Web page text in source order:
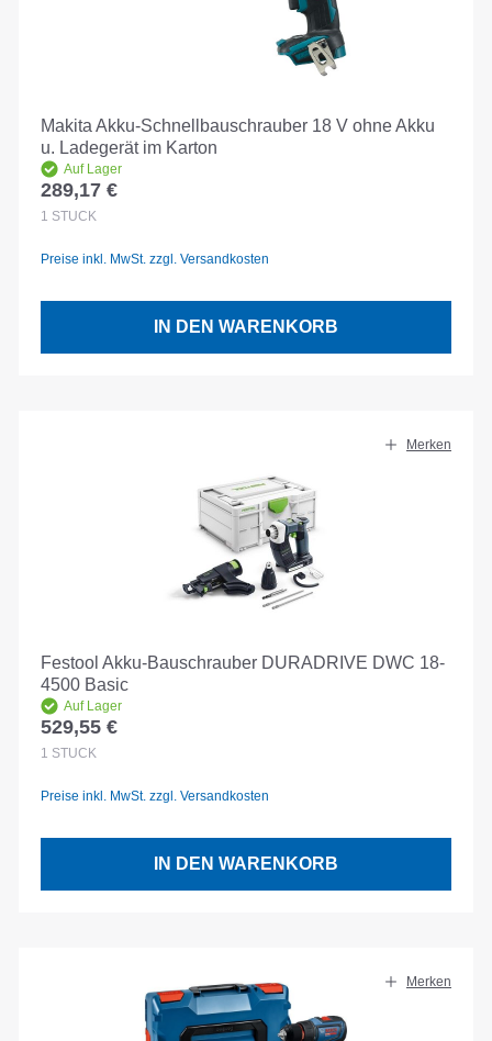
Makita Akku-Schnellbauschrauber 18 V ohne Akku
u. Ladegerät im Karton
Auf Lager
Regulärer Preis:
289,17 €
1 STÜCK
Preise inkl. MwSt. zzgl. Versandkosten
IN DEN WARENKORB
Merken
Festool Akku-Bauschrauber DURADRIVE DWC 18-
4500 Basic
Auf Lager
Regulärer Preis:
529,55 €
1 STÜCK
Preise inkl. MwSt. zzgl. Versandkosten
IN DEN WARENKORB
Merken